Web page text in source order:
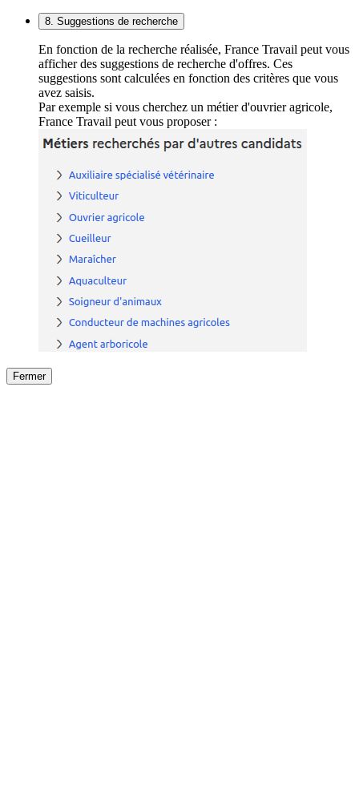
8. Suggestions de recherche
En fonction de la recherche réalisée, France Travail peut vous
afficher des suggestions de recherche d'offres. Ces
suggestions sont calculées en fonction des critères que vous
avez saisis.
Par exemple si vous cherchez un métier d'ouvrier agricole,
France Travail peut vous proposer :
Fermer